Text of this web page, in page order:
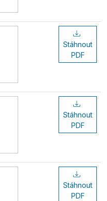
Stáhnout
PDF
Stáhnout
PDF
Stáhnout
PDF